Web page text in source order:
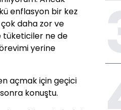
enflasyon bir kez
daha zor ve
tüketiciler ne de
yerine
açmak için geçici
konuştu.